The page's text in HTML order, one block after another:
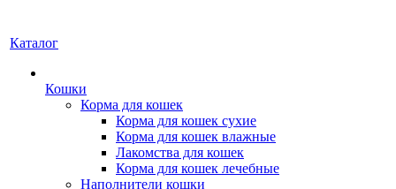
Каталог
Кошки
Корма для кошек
Корма для кошек сухие
Корма для кошек влажные
Лакомства для кошек
Корма для кошек лечебные
Наполнители кошки